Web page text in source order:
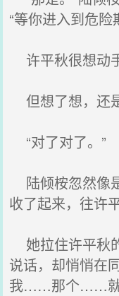
“等你进入到危
许平秋很想动
但想了想，还
“对了对了。”
陆倾桉忽然像
收了起来，往许
她拉住许平秋
说话，却悄悄在
我……那个……